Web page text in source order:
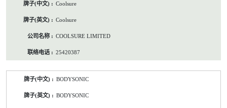
Coolsure
Coolsure
COOLSURE LIMITED
25420387
BODYSONIC
BODYSONIC